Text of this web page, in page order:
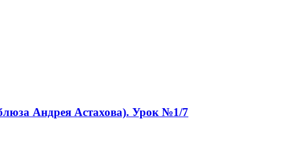
Андрея Астахова). Урок №1/7